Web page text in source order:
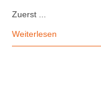
Zuerst ...
Weiterlesen